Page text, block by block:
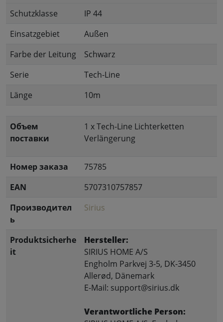
Schutzklasse
IP 44
Einsatzgebiet
Außen
Farbe der Leitung
Schwarz
Serie
Tech-Line
Länge
10m
Объем
поставки
1 x Tech-Line Lichterketten
Verlängerung
Номер заказа
75785
EAN
5707310757857
Производител
ь
Sirius
Produktsicherhe
it
Hersteller:
SIRIUS HOME A/S
Engholm Parkvej 3-5, DK-3450
Allerød, Dänemark
E-Mail: support@sirius.dk
Verantwortliche Person: